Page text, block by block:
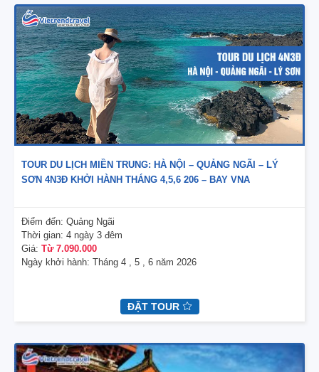
TOUR DU LỊCH MIỀN TRUNG: HÀ NỘI – QUẢNG NGÃI – LÝ
SƠN 4N3Đ KHỞI HÀNH THÁNG 4,5,6 206 – BAY VNA
Điểm đến: Quảng Ngãi
Thời gian: 4 ngày 3 đêm
Giá: Từ 7.090.000
Ngày khởi hành: Tháng 4 , 5 , 6 năm 2026
ĐẶT TOUR